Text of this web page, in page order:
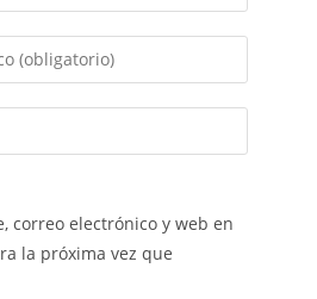
correo electrónico y web en
la próxima vez que